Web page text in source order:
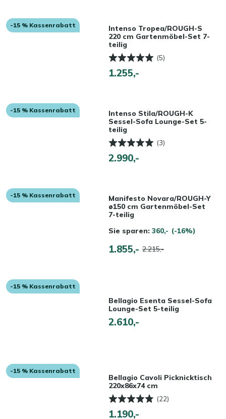
-15 % Kassenrabatt
Intenso Tropea/ROUGH-S
220 cm Gartenmöbel-Set 7-
teilig
(5)
1.255,-
-15 % Kassenrabatt
Intenso Stila/ROUGH-K
Sessel-Sofa Lounge-Set 5-
teilig
(3)
2.990,-
-15 % Kassenrabatt
Manifesto Novara/ROUGH-Y
ø150 cm Gartenmöbel-Set
7-teilig
Sie sparen: 360,- (-16%)
1.855,- 2.215,-
-15 % Kassenrabatt
Bellagio Esenta Sessel-Sofa
Lounge-Set 5-teilig
2.610,-
-15 % Kassenrabatt
Bellagio Cavoli Picknicktisch
220x86x74 cm
(22)
1.190,-